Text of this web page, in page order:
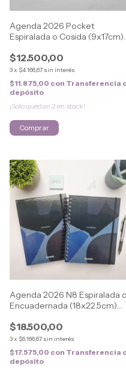
Agenda 2026 Pocket
Espiralada o Cosida (9x17cm)
$12.500,00
3x $4.166,67 sin interés
$11.875,00 con Transferencia
depósito
¡Solo quedan 2 en stock!
Comprar
Agenda 2026 N8 Espiralada o
Encuadernada (18x22.5cm)
$18.500,00
3x $6.166,67 sin interés
$17.575,00 con Transferencia
depósito